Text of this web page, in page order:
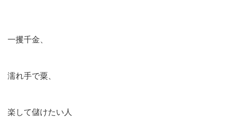
一攫千金、
濡れ手で粟、
楽して儲けたい人